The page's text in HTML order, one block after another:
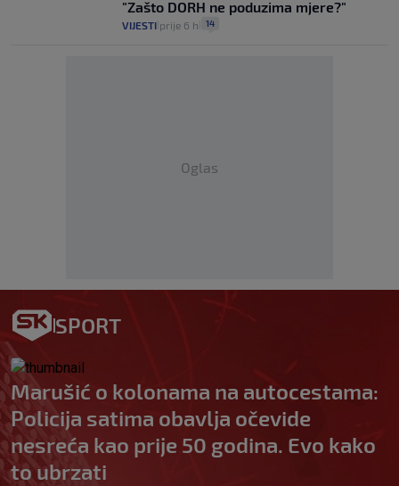
"Zašto DORH ne poduzima mjere?"
VIJESTI prije 6 h 14
Oglas
SPORT
Marušić o kolonama na autocestama:
Policija satima obavlja očevide
nesreća kao prije 50 godina. Evo kako
to ubrzati